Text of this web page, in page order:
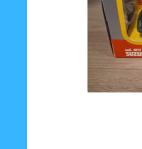
15.00€
Ajouter